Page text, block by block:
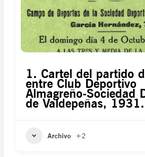
1. Cartel del partido
entre Club Deportivo
Almagreño-Sociedad
de Valdepeñas, 1931.
Archivo +2